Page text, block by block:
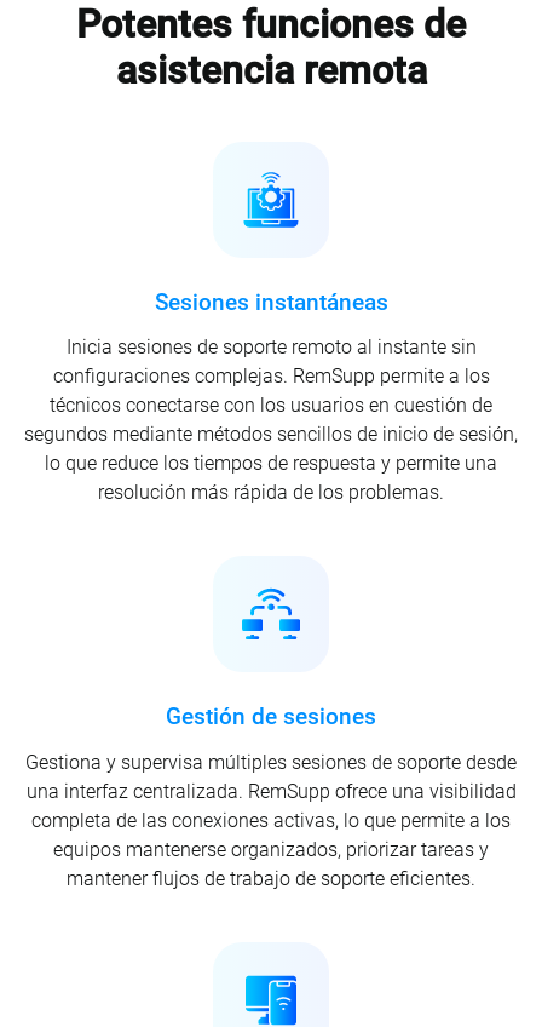
Potentes funciones de
asistencia remota
Sesiones instantáneas
Inicia sesiones de soporte remoto al instante sin
configuraciones complejas. RemSupp permite a los
técnicos conectarse con los usuarios en cuestión de
segundos mediante métodos sencillos de inicio de sesión,
lo que reduce los tiempos de respuesta y permite una
resolución más rápida de los problemas.
Gestión de sesiones
Gestiona y supervisa múltiples sesiones de soporte desde
una interfaz centralizada. RemSupp ofrece una visibilidad
completa de las conexiones activas, lo que permite a los
equipos mantenerse organizados, priorizar tareas y
mantener flujos de trabajo de soporte eficientes.